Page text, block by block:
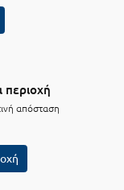
περιοχή
απόσταση